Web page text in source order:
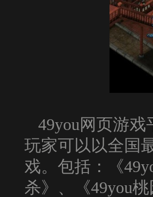
49you网页游
玩家可以以全国
戏。包括：《
杀》、《49you桃